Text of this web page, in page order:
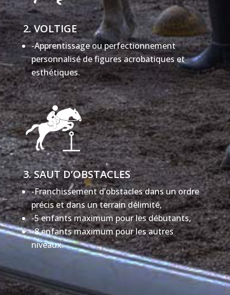
2. VOLTIGE
-Apprentissage ou perfectionnement
personnalisé de figures acrobatiques et
esthétiques.
3. SAUT D’OBSTACLES
-Franchissement d’obstacles dans un ordre
précis et dans un terrain délimité,
-5 enfants maximum pour les débutants,
-8 enfants maximum pour les autres
niveaux.